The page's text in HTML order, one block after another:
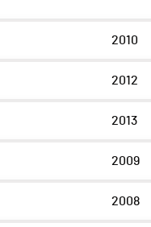
2010
2012
2013
2009
2008